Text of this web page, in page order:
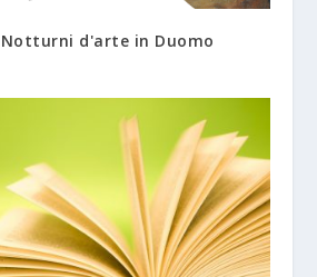
Notturni d'arte in Duomo